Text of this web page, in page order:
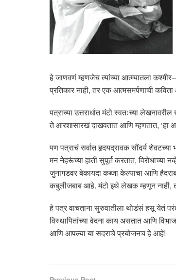
हे जाणवणं म्हणजेच त्यांच्या आत्म्यातला
प्रतिकार नाही, तर एक आत्मसमर्पणाची
पत्राच्या उत्तरार्धात मंटो स्वतःच्या
ते आरशासारखं दाखवतात आणि म्हणतात, ‘हा
पण पत्राचं सर्वात हृदयद्रावक सौंदर्य
मन नेहरूंच्या हाती सुपूर्त करतात, विरोधाच्या
जुनागडवर बेकायदा कब्जा केल्याचा आणि
कबुलीजबाब आहे. मंटो इथे लेखक म्हणून नाही, तर
हे पत्र वाचताना सुरुवातीला थोडंसं हसू येतं
विस्थापितांच्या वेदना काय असतात आणि
आणि आपल्या या सदराचे प्रयोजनच हे आहे!